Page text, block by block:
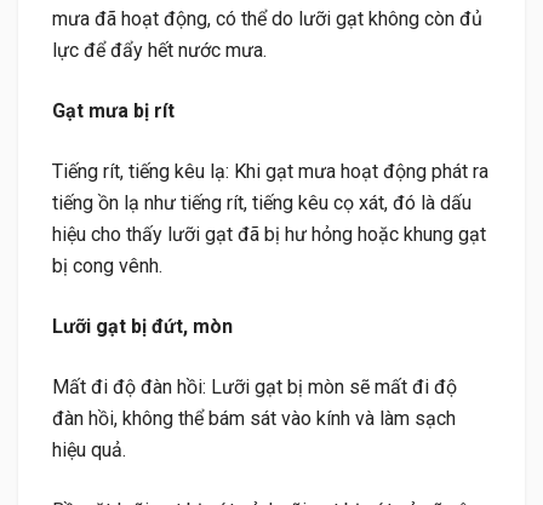
mưa đã hoạt động, có thể do lưỡi gạt không còn đủ
lực để đẩy hết nước mưa.
Gạt mưa bị rít
Tiếng rít, tiếng kêu lạ: Khi gạt mưa hoạt động phát ra
tiếng ồn lạ như tiếng rít, tiếng kêu cọ xát, đó là dấu
hiệu cho thấy lưỡi gạt đã bị hư hỏng hoặc khung gạt
bị cong vênh.
Lưỡi gạt bị đứt, mòn
Mất đi độ đàn hồi: Lưỡi gạt bị mòn sẽ mất đi độ
đàn hồi, không thể bám sát vào kính và làm sạch
hiệu quả.